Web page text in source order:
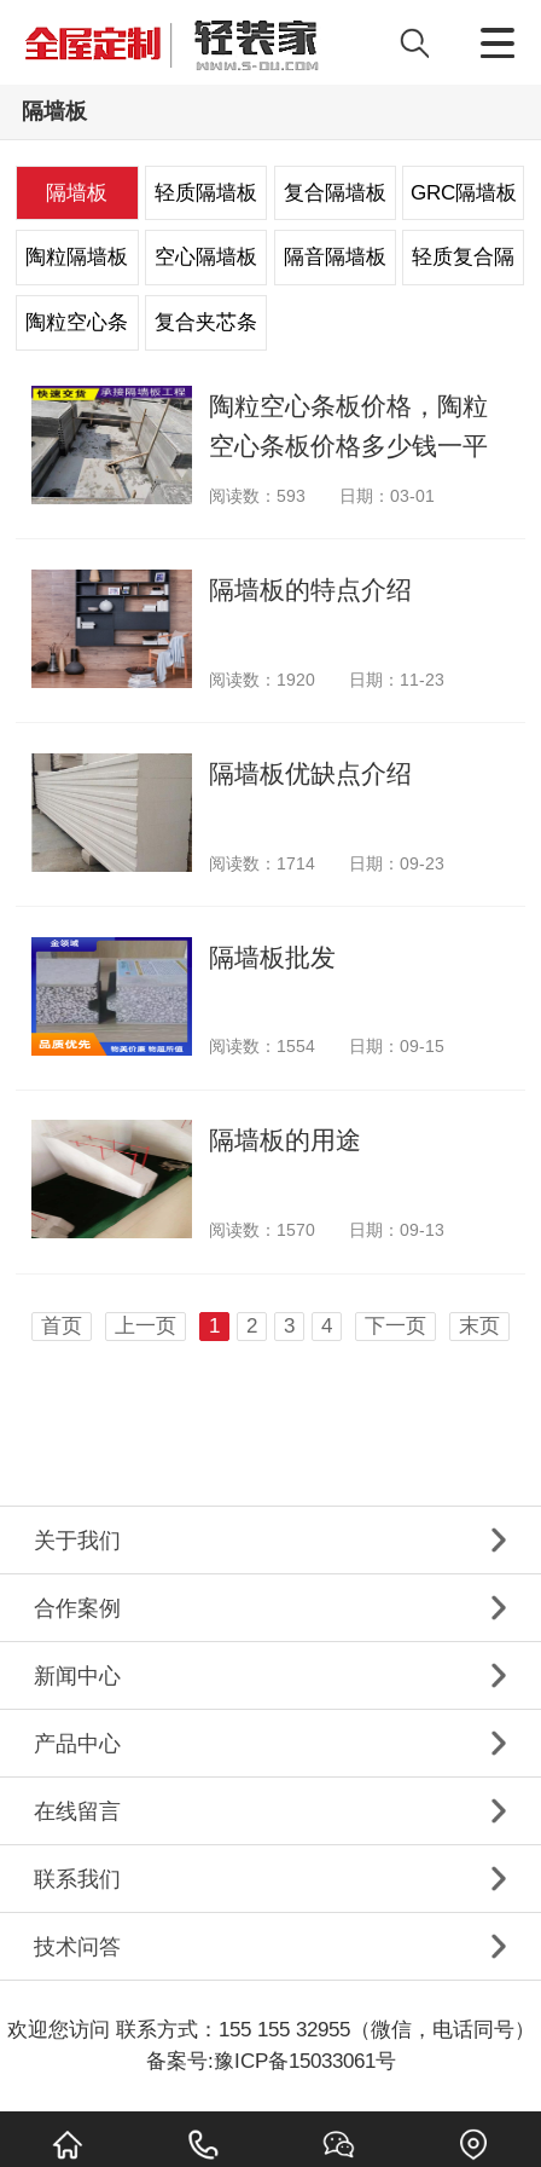
隔墙板
隔墙板 轻质隔墙板 复合隔墙板 GRC隔墙板
陶粒隔墙板 空心隔墙板 隔音隔墙板 轻质复合隔
陶粒空心条 复合夹芯条
陶粒空心条板价格，陶粒
空心条板价格多少钱一平
方
阅读数： 593 日期：03-01
隔墙板的特点介绍
阅读数： 1920 日期：11-23
隔墙板优缺点介绍
阅读数： 1714 日期：09-23
隔墙板批发
阅读数： 1554 日期：09-15
隔墙板的用途
阅读数： 1570 日期：09-13
首页 上一页 1 2 3 4 下一页 末页
关于我们
合作案例
新闻中心
产品中心
在线留言
联系我们
技术问答
欢迎您访问 联系方式：155 155 32955（微信，电话同号）
备案号:豫ICP备15033061号